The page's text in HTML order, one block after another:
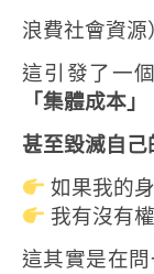
浪費社會資源
這引發了一
「集體成本
甚至毀滅自己
如果我的
我有沒有
這其實是在問